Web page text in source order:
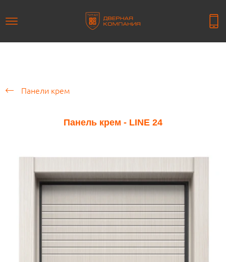
Панели крем
Панель крем - LINE 24